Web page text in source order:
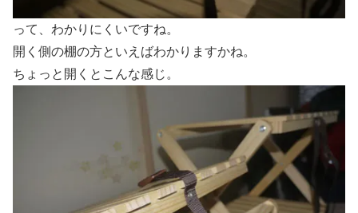
って、わかりにくいですね。
開く側の棚の方といえばわかりますかね。
ちょっと開くとこんな感じ。